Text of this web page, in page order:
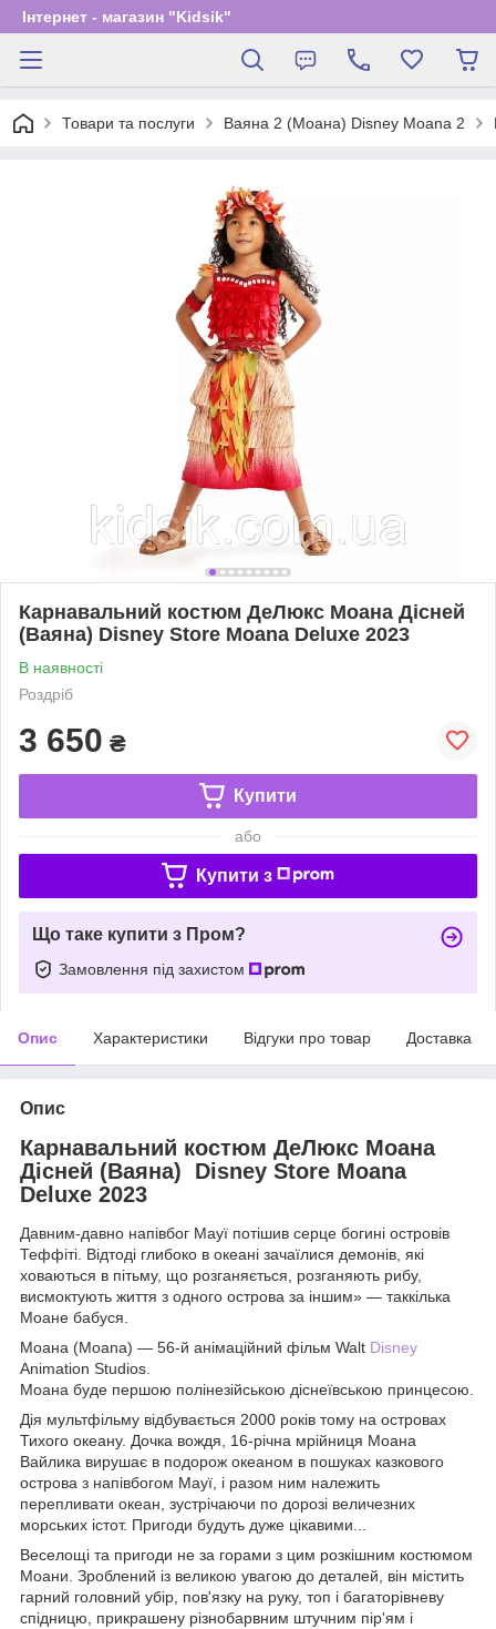
Інтернет - магазин "Kidsik"
Товари та послуги Ваяна 2 (Моана) Disney Moana 2
Карнавальний костюм ДеЛюкс Моана Дісней
(Ваяна) Disney Store Moana Deluxe 2023
В наявності
Роздріб
3 650 ₴
Купити
або
Купити з
Що таке купити з Пром?
Замовлення під захистом
Опис Характеристики Відгуки про товар Доставка
Опис
Карнавальний костюм ДеЛюкс Моана
Дісней (Ваяна) Disney Store Moana
Deluxe 2023
Давним-давно напівбог Мауї потішив серце богині островів
Теффіті. Відтоді глибоко в океані зачаїлися демонів, які
ховаються в пітьму, що розганяється, розганяють рибу,
висмоктують життя з одного острова за іншим» — таккілька
Моане бабуся.
Моана (Moana) — 56-й анімаційний фільм Walt Disney
Animation Studios.
Моана буде першою полінезійською діснеївською принцесою.
Дія мультфільму відбувається 2000 років тому на островах
Тихого океану. Дочка вождя, 16-річна мрійниця Моана
Вайлика вирушає в подорож океаном в пошуках казкового
острова з напівбогом Мауї, і разом ним належить
перепливати океан, зустрічаючи по дорозі величезних
морських істот. Пригоди будуть дуже цікавими...
Веселощі та пригоди не за горами з цим розкішним костюмом
Моани. Зроблений із великою увагою до деталей, він містить
гарний головний убір, пов'язку на руку, топ і багаторівневу
спідницю, прикрашену різнобарвним штучним пір'ям і